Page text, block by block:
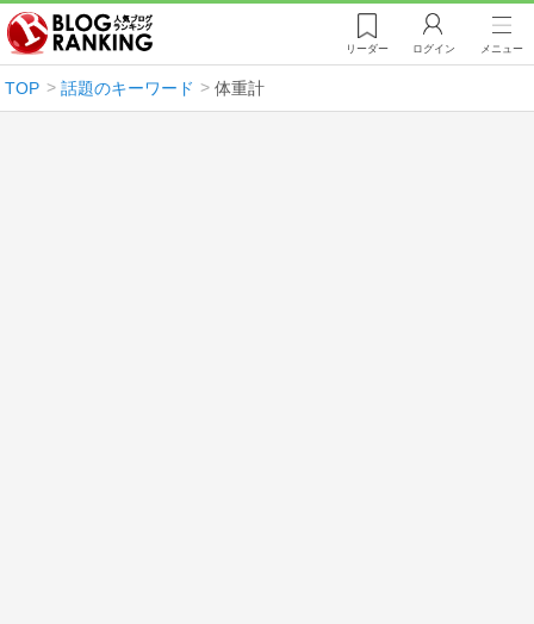
リーダー ログイン メニュー
TOP 話題のキーワード 体重計